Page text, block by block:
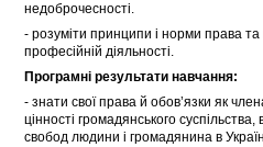
недоброчесності.
- розуміти принципи і норми права та
професійній діяльності.
Програмні результати навчання:
- знати свої права й обов’язки як
цінності громадянського
свобод людини і громадянина в